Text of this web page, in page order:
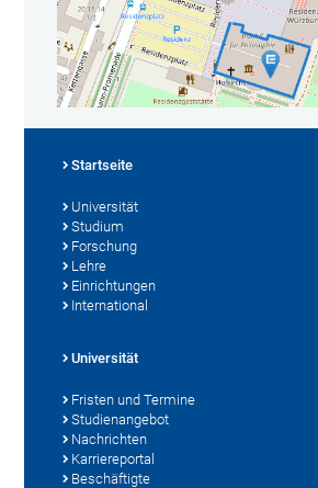
Startseite
Universität
Studium
Forschung
Lehre
Einrichtungen
International
Universität
Fristen und Termine
Studienangebot
Nachrichten
Karriereportal
Beschäftigte